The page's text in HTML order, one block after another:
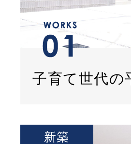
子育て世代の
新築